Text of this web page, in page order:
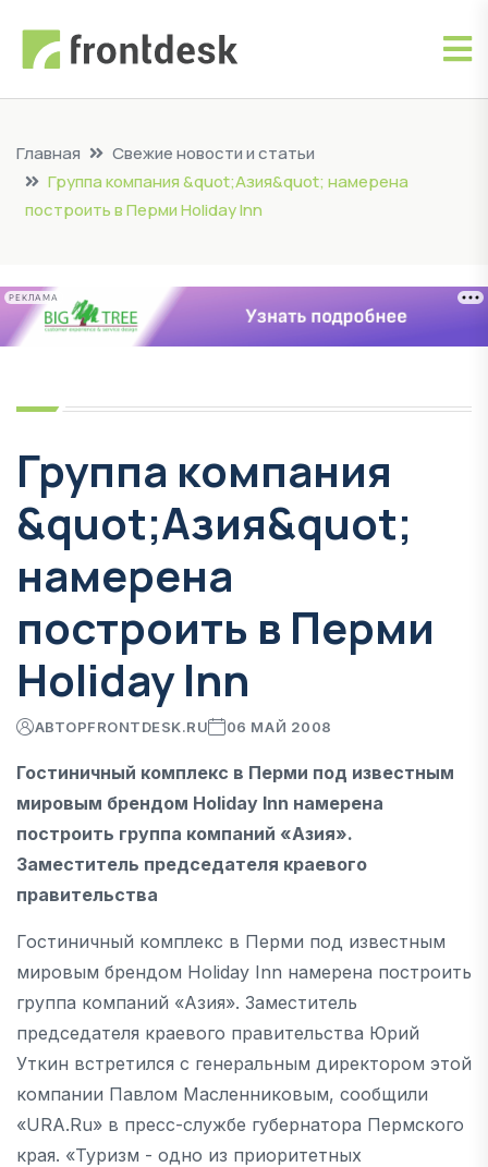
Главная
Свежие новости и статьи
Группа компания &quot;Азия&quot; намерена
построить в Перми Holiday Inn
РЕКЛАМА
Группа компания
&quot;Азия&quot;
намерена
построить в Перми
Holiday Inn
АВТОРFRONTDESK.RU 06 МАЙ 2008
Гостиничный комплекс в Перми под известным
мировым брендом Holiday Inn намерена
построить группа компаний «Азия».
Заместитель председателя краевого
правительства
Гостиничный комплекс в Перми под известным
мировым брендом Holiday Inn намерена построить
группа компаний «Азия». Заместитель
председателя краевого правительства Юрий
Уткин встретился с генеральным директором этой
компании Павлом Масленниковым, сообщили
«URA.Ru» в пресс-службе губернатора Пермского
края. «Туризм - одно из приоритетных